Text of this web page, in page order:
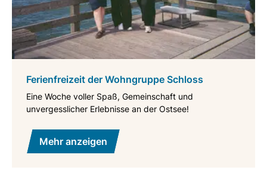
Ferienfreizeit der Wohngruppe Schloss
Eine Woche voller Spaß, Gemeinschaft und
unvergesslicher Erlebnisse an der Ostsee!
Mehr anzeigen